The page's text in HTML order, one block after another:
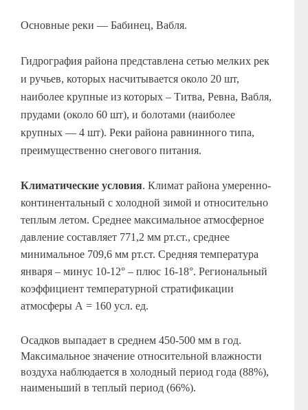
Основные реки — Бабинец, Вабля.
Гидрография района представлена сетью мелких рек
и ручьев, которых насчитывается около 20 шт,
наиболее крупные из которых – Титва, Ревна, Вабля,
прудами (около 60 шт), и болотами (наиболее
крупных — 4 шт). Реки района равнинного типа,
преимущественно снегового питания.
Климатические условия. Климат района умеренно-
континентальный с холодной зимой и относительно
теплым летом. Среднее максимальное атмосферное
давление составляет 771,2 мм рт.ст., среднее
минимальное 709,6 мм рт.ст. Средняя температура
января – минус 10-12° – плюс 16-18°. Региональный
коэффициент температурной стратификации
атмосферы А = 160 усл. ед.
Осадков выпадает в среднем 450-500 мм в год.
Максимальное значение относительной влажности
воздуха наблюдается в холодный период года (88%),
наименьший в теплый период (66%).